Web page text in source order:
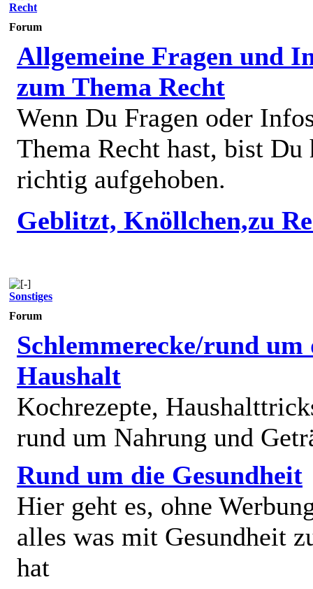
Recht
Forum
Allgemeine Fragen und
zum Thema Recht
Wenn Du Fragen oder
Thema Recht hast, bist Du
richtig aufgehoben.
Geblitzt, Knöllchen,zu
Sonstiges
Forum
Schlemmerecke/rund um
Haushalt
Kochrezepte,
rund um Nahrung und
Rund um die Gesundheit
Hier geht es, ohne
alles was mit Gesundheit
hat